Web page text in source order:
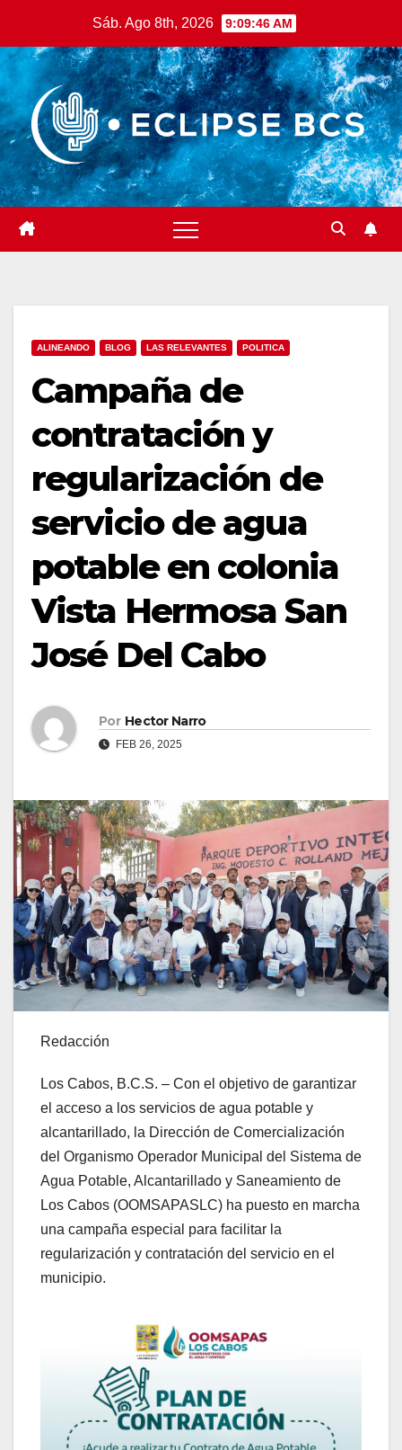
contenido
Sáb. Ago 8th, 2026 9:09:47 AM
ALINEANDO BLOG LAS RELEVANTES POLITICA
Campaña de
contratación y
regularización de
servicio de agua
potable en colonia
Vista Hermosa San
José Del Cabo
Por Hector Narro
FEB 26, 2025
Redacción
Los Cabos, B.C.S. – Con el objetivo de garantizar
el acceso a los servicios de agua potable y
alcantarillado, la Dirección de Comercialización
del Organismo Operador Municipal del Sistema de
Agua Potable, Alcantarillado y Saneamiento de
Los Cabos (OOMSAPASLC) ha puesto en marcha
una campaña especial para facilitar la
regularización y contratación del servicio en el
municipio.